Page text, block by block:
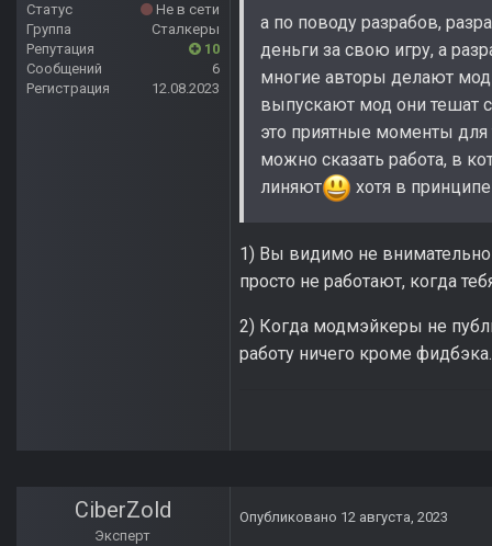
Статус
Не в сети
Группа
Сталкеры
Репутация
10
Сообщений
6
Регистрация
12.08.2023
а по поводу разрабов,
деньги за свою игру, а
многие авторы делают
выпускают мод они тешат
это приятные моменты для
можно сказать работа, в
линяют
хотя в
1) Вы видимо не
просто не работают, когда
2) Когда модмэйкеры не
работу ничего кроме
CiberZold
Эксперт
Опубликовано 12 августа, 2023